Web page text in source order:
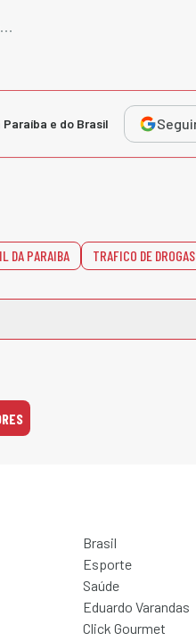
e do Brasil
DA PARAIBA TRAFICO DE DROGAS
Brasil
Esporte
Saúde
Eduardo Varandas
Click Gourmet